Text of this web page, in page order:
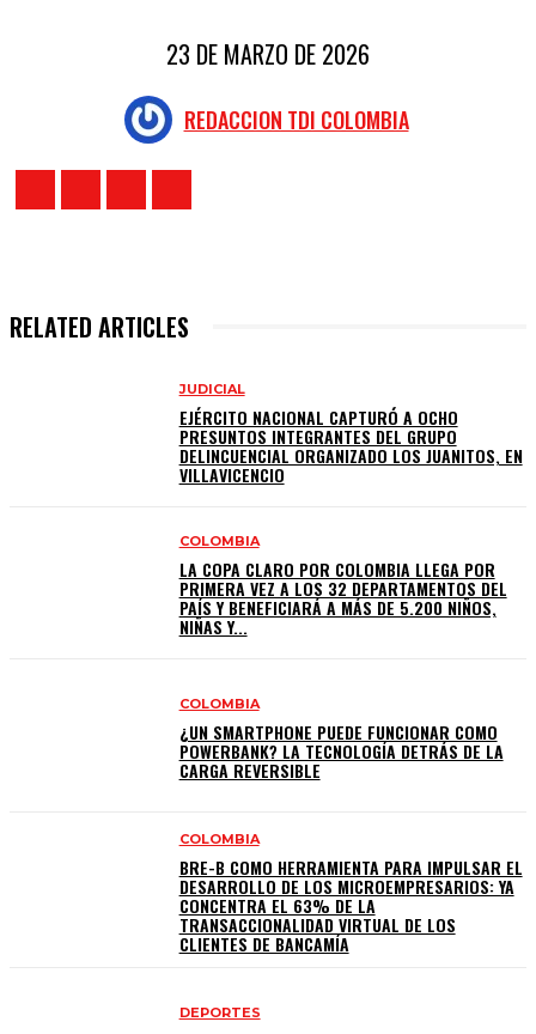
23 DE MARZO DE 2026
REDACCION TDI COLOMBIA
RELATED ARTICLES
JUDICIAL
EJÉRCITO NACIONAL CAPTURÓ A OCHO
PRESUNTOS INTEGRANTES DEL GRUPO
DELINCUENCIAL ORGANIZADO LOS JUANITOS, EN
VILLAVICENCIO
COLOMBIA
LA COPA CLARO POR COLOMBIA LLEGA POR
PRIMERA VEZ A LOS 32 DEPARTAMENTOS DEL
PAÍS Y BENEFICIARÁ A MÁS DE 5.200 NIÑOS,
NIÑAS Y...
COLOMBIA
¿UN SMARTPHONE PUEDE FUNCIONAR COMO
POWERBANK? LA TECNOLOGÍA DETRÁS DE LA
CARGA REVERSIBLE
COLOMBIA
BRE-B COMO HERRAMIENTA PARA IMPULSAR EL
DESARROLLO DE LOS MICROEMPRESARIOS: YA
CONCENTRA EL 63% DE LA
TRANSACCIONALIDAD VIRTUAL DE LOS
CLIENTES DE BANCAMÍA
DEPORTES